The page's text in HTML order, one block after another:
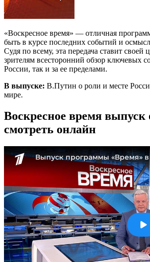
«Воскресное время» — отличная
быть в курсе последних событий и
Судя по всему, эта передача ставит своей
зрителям всесторонний обзор ключевых
России, так и за ее пределами.
В выпуске: В.Путин о роли и месте
мире.
Воскресное время выпуск
смотреть онлайн